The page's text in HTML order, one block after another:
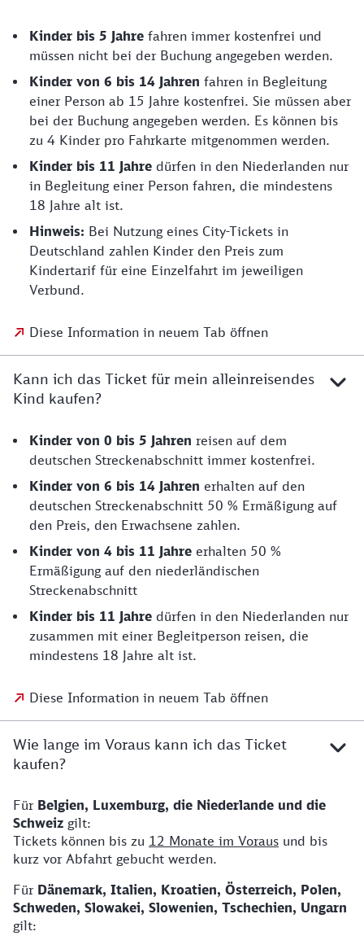
Kinder bis 5 Jahre fahren immer kostenfrei und
müssen nicht bei der Buchung angegeben werden.
Kinder von 6 bis 14 Jahren fahren in Begleitung
einer Person ab 15 Jahre kostenfrei. Sie müssen aber
bei der Buchung angegeben werden. Es können bis
zu 4 Kinder pro Fahrkarte mitgenommen werden.
Kinder bis 11 Jahre dürfen in den Niederlanden nur
in Begleitung einer Person fahren, die mindestens
18 Jahre alt ist.
Hinweis: Bei Nutzung eines City-Tickets in
Deutschland zahlen Kinder den Preis zum
Kindertarif für eine Einzelfahrt im jeweiligen
Verbund.
Diese Information in neuem Tab öffnen
Kann ich das Ticket für mein alleinreisendes
Kind kaufen?
Kinder von 0 bis 5 Jahren reisen auf dem
deutschen Streckenabschnitt immer kostenfrei.
Kinder von 6 bis 14 Jahren erhalten auf den
deutschen Streckenabschnitt 50 % Ermäßigung auf
den Preis, den Erwachsene zahlen.
Kinder von 4 bis 11 Jahre erhalten 50 %
Ermäßigung auf den niederländischen
Streckenabschnitt
Kinder bis 11 Jahre dürfen in den Niederlanden nur
zusammen mit einer Begleitperson reisen, die
mindestens 18 Jahre alt ist.
Diese Information in neuem Tab öffnen
Wie lange im Voraus kann ich das Ticket
kaufen?
Für Belgien, Luxemburg, die Niederlande und die
Schweiz gilt:
Tickets können bis zu 12 Monate im Voraus und bis
kurz vor Abfahrt gebucht werden.
Für Dänemark, Italien, Kroatien, Österreich, Polen,
Schweden, Slowakei, Slowenien, Tschechien, Ungarn
gilt: